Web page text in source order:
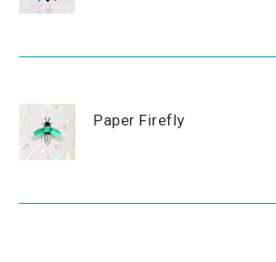
Paper Firefly